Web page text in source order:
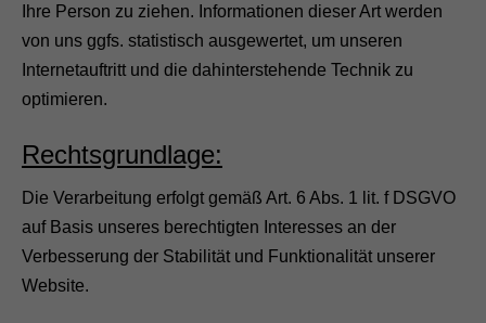
Ihre Person zu ziehen. Informationen dieser Art werden
von uns ggfs. statistisch ausgewertet, um unseren
Internetauftritt und die dahinterstehende Technik zu
optimieren.
Rechtsgrundlage:
Die Verarbeitung erfolgt gemäß Art. 6 Abs. 1 lit. f DSGVO
auf Basis unseres berechtigten Interesses an der
Verbesserung der Stabilität und Funktionalität unserer
Website.